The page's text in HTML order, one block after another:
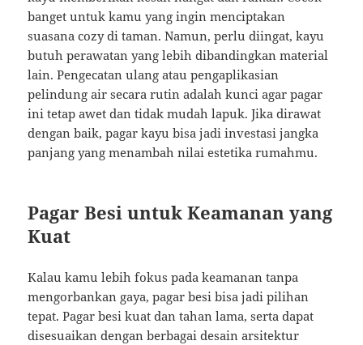
banget untuk kamu yang ingin menciptakan
suasana cozy di taman. Namun, perlu diingat, kayu
butuh perawatan yang lebih dibandingkan material
lain. Pengecatan ulang atau pengaplikasian
pelindung air secara rutin adalah kunci agar pagar
ini tetap awet dan tidak mudah lapuk. Jika dirawat
dengan baik, pagar kayu bisa jadi investasi jangka
panjang yang menambah nilai estetika rumahmu.
Pagar Besi untuk Keamanan yang
Kuat
Kalau kamu lebih fokus pada keamanan tanpa
mengorbankan gaya, pagar besi bisa jadi pilihan
tepat. Pagar besi kuat dan tahan lama, serta dapat
disesuaikan dengan berbagai desain arsitektur